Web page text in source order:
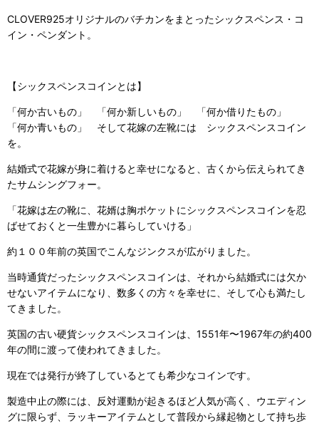
CLOVER925オリジナルのバチカンをまとったシックスペンス・コ
イン・ペンダント。
【シックスペンスコインとは】
「何か古いもの」 「何か新しいもの」 「何か借りたもの」
「何か青いもの」 そして花嫁の左靴には シックスペンスコイン
を。
結婚式で花嫁が身に着けると幸せになると、古くから伝えられてき
たサムシングフォー。
「花嫁は左の靴に、花婿は胸ポケットにシックスペンスコインを忍
ばせておくと一生豊かに暮らしていける」
約１００年前の英国でこんなジンクスが広がりました。
当時通貨だったシックスペンスコインは、それから結婚式には欠か
せないアイテムになり、数多くの方々を幸せに、そして心も満たし
てきました。
英国の古い硬貨シックスペンスコインは、1551年〜1967年の約400
年の間に渡って使われてきました。
現在では発行が終了しているとても希少なコインです。
製造中止の際には、反対運動が起きるほど人気が高く、ウエディン
グに限らず、ラッキーアイテムとして普段から縁起物として持ち歩